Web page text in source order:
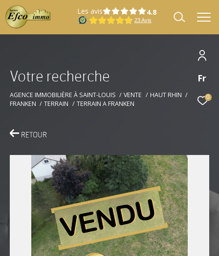
Fr
0
Les avis
Votre recherche
AGENCE IMMOBILIÈRE À SAINT-LOUIS VENTE
HAUT RHIN
FRANKEN
TERRAIN TERRAIN A FRANKEN
RETOUR
Effectuer une recherche
et trouver le bien qui correspond à vos
critères
Type
Type
bien
Type de bien
Localisation
Localisation